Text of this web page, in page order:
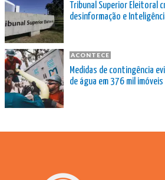
Tribunal Superior Eleitoral
desinformação e
ACONTECE
Medidas de contingência
de água em 376 mil imóveis